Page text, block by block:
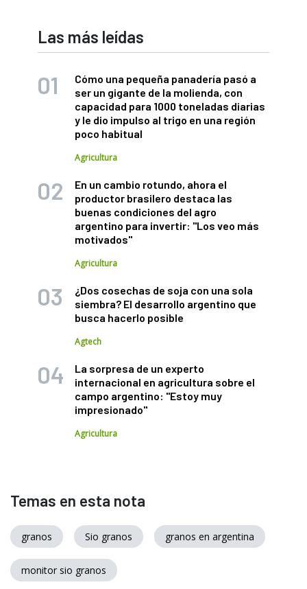
Las más leídas
Cómo una pequeña panadería pasó a
ser un gigante de la molienda, con
capacidad para 1000 toneladas diarias
y le dio impulso al trigo en una región
poco habitual
Agricultura
En un cambio rotundo, ahora el
productor brasilero destaca las
buenas condiciones del agro
argentino para invertir: "Los veo más
motivados"
Agricultura
¿Dos cosechas de soja con una sola
siembra? El desarrollo argentino que
busca hacerlo posible
Agtech
La sorpresa de un experto
internacional en agricultura sobre el
campo argentino: "Estoy muy
impresionado"
Agricultura
Temas en esta nota
granos Sio granos granos en argentina
monitor sio granos